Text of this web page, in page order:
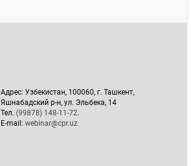
Адрес: Узбекистан, 100060, г. Ташкент,
Яшнабадский р-н, ул. Эльбека, 14
Тел. (99878) 148-11-72.
E-mail: webinar@cpr.uz